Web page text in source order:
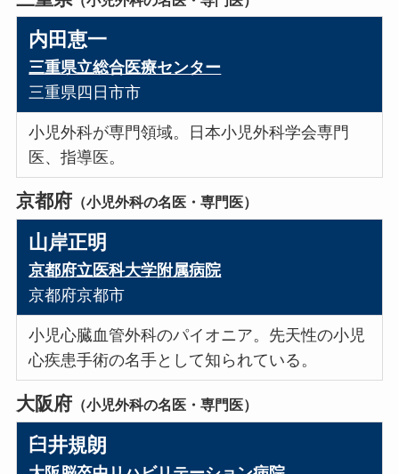
内田恵一
三重県立総合医療センター
三重県四日市市
小児外科が専門領域。日本小児外科学会専門
医、指導医。
京都府（小児外科の名医・専門医）
山岸正明
京都府立医科大学附属病院
京都府京都市
小児心臓血管外科のパイオニア。先天性の小児
心疾患手術の名手として知られている。
大阪府（小児外科の名医・専門医）
臼井規朗